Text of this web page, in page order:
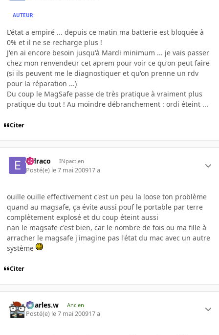
AUTEUR
L'état a empiré ... depuis ce matin ma batterie est bloquée à
0% et il ne se recharge plus !
J'en ai encore besoin jusqu'à Mardi minimum ... je vais passer
chez mon renvendeur cet aprem pour voir ce qu'on peut faire
(si ils peuvent me le diagnostiquer et qu'on prenne un rdv
pour la réparation ...)
Du coup le MagSafe passe de très pratique à vraiment plus
pratique du tout ! Au moindre débranchement : ordi éteint ...
Citer
eldraco INpactien
Posté(e) le 7 mai 200917 a
ouille ouille effectivement c'est un peu la loose ton problème
quand au magsafe, ça évite aussi pouf le portable par terre
complètement explosé et du coup éteint aussi
nan le magsafe c'est bien, car le nombre de fois ou ma fille à
arracher le magsafe j'imagine pas l'état du mac avec un autre
système
Citer
Charles.w Ancien
Posté(e) le 7 mai 200917 a